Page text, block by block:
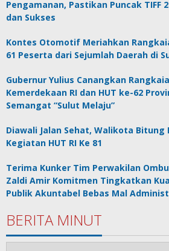
Pengamanan, Pastikan Puncak TIFF
dan Sukses
Kontes Otomotif Meriahkan
61 Peserta dari Sejumlah Daerah di
Gubernur Yulius Canangkan
Kemerdekaan RI dan HUT ke-62
Semangat “Sulut Melaju”
Diawali Jalan Sehat, Walikota Bitung
Kegiatan HUT RI Ke 81
Terima Kunker Tim Perwakilan
Zaldi Amir Komitmen Tingkatkan
Publik Akuntabel Bebas Mal
BERITA MINUT